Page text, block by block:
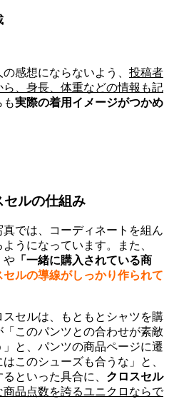
感想にならないよう、 投稿者
、身長、体重などの情報も記
も実際の着用イメージがつかめ
ルの仕組み
では、コーディネートを組ん
うになっています。また、
や 「一緒に購入されている商
セルの導線がしっかり作られて
セルは、もともとシャツを購
このパンツとの合わせが素敵
と、パンツの商品ページに遷
このシューズも合うな」と、
といった具合に、 クロスセル
商品点数を誇るユニクロならで